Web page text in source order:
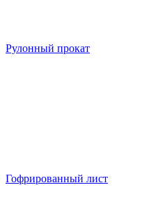
Рулонный прокат
Гофрированный лист